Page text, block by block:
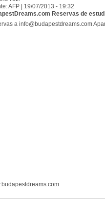
AFP | 19/07/2013 - 19:32
Reservas de
a info@budapestdreams.com